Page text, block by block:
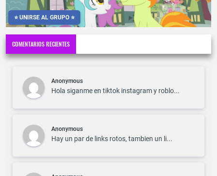
⭐ UNIRSE AL GRUPO ⭐
COMENTARIOS RECIENTES
Anonymous
Hola siganme en tiktok instagram y roblo...
Anonymous
Hay un par de links rotos, tambien un li...